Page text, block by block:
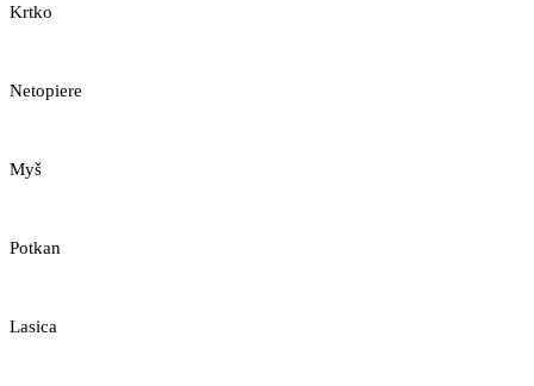
Krtko
Netopiere
Myš
Potkan
Lasica